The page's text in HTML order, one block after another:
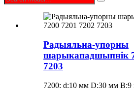
Радыяльна-упорны
шарыкападшыпнік
7203
7200: d:10 мм D:30 мм